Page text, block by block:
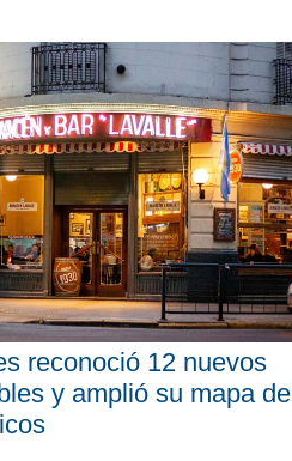
reconoció 12 nuevos
y amplió su mapa de